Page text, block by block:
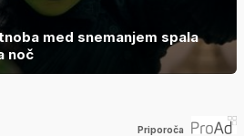
med snemanjem spala
noč
Priporoča